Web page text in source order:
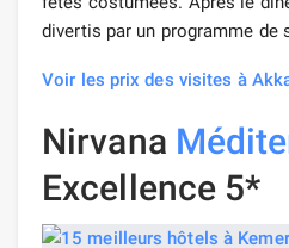
divertis par un programme de
Voir les prix des visites à
Nirvana
Excellence 5*